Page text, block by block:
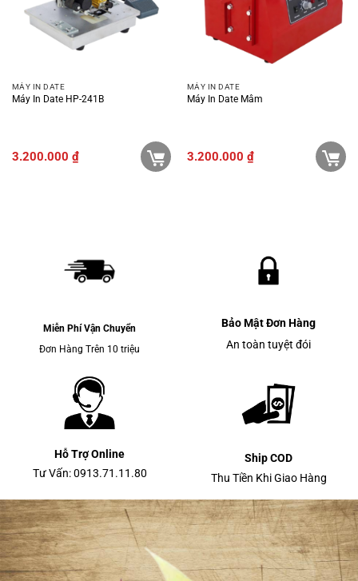
MÁY IN DATE
Máy In Date HP-241B
3.200.000 ₫
MÁY IN DATE
Máy In Date Mâm
3.200.000 ₫
Miễn Phí Vận Chuyển
Đơn Hàng Trên 10 triệu
Bảo Mật Đơn Hàng
An toàn tuyệt đói
Hỗ Trợ Online
Tư Vấn: 0913.71.11.80
Ship COD
Thu Tiền Khi Giao Hàng